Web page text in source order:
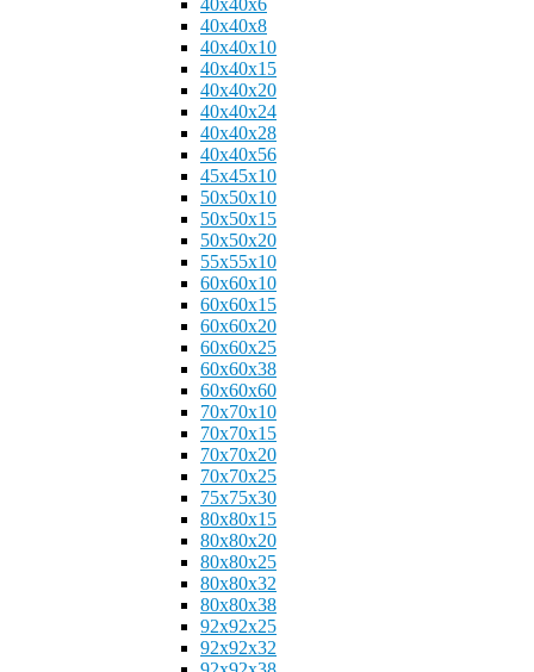
40х40x6
40х40x8
40x40x10
40x40x15
40х40x20
40x40x24
40x40x28
40x40x56
45х45x10
50х50x10
50x50x15
50x50x20
55x55x10
60х60x10
60x60x15
60x60x20
60x60x25
60x60x38
60x60x60
70х70x10
70x70x15
70x70x20
70x70x25
75х75x30
80х80x15
80x80x20
80x80x25
80x80x32
80x80x38
92х92x25
92x92x32